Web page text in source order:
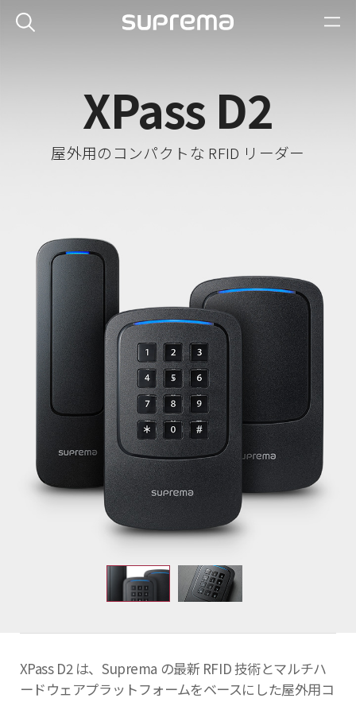
XPass D2
屋外用のコンパクトな RFID リーダー
XPass D2 は、Suprema の最新 RFID 技術とマルチハ
ードウェアプラットフォームをベースにした屋外用コ